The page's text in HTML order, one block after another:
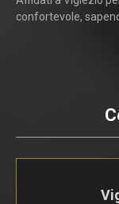
confortevole,